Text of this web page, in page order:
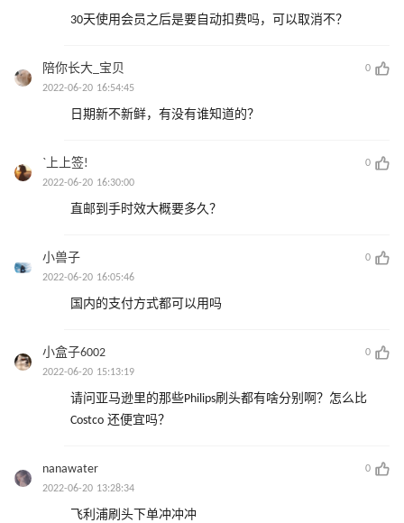
30天使用会员之后是要自动扣费吗，可以取消不？
陪你长大_宝贝
0
2022-06-20 16:54:45
日期新不新鲜，有没有谁知道的？
`上上签!
0
2022-06-20 16:30:00
直邮到手时效大概要多久？
小兽子
0
2022-06-20 16:05:46
国内的支付方式都可以用吗
小盒子6002
0
2022-06-20 15:13:19
请问亚马逊里的那些Philips刷头都有啥分别啊？怎么比
Costco 还便宜吗？
nanawater
0
2022-06-20 13:28:34
飞利浦刷头下单冲冲冲